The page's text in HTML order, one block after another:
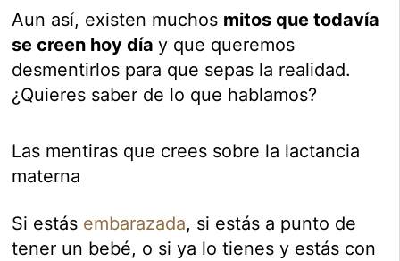
Aun así, existen muchos mitos que todavía
se creen hoy díay que queremos
desmentirlos para que sepas la realidad.
¿Quieres saber de lo que hablamos?
Las mentiras que crees sobre la lactancia
materna
Si estás embarazada, si estás a punto de
tener un bebé, o si ya lo tienes y estás con